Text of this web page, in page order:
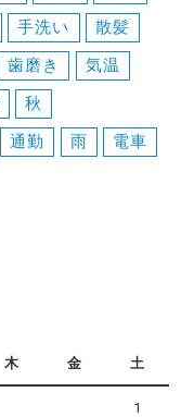
手洗い
散髪
歯磨き
気温
秋
通勤 雨
電車
木 金 土
1